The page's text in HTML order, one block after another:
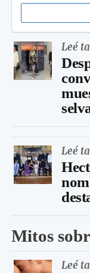
Leé
Leé
Mitos
Leé